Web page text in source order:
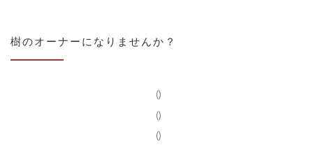
樹のオーナーになりませんか？
()
()
()